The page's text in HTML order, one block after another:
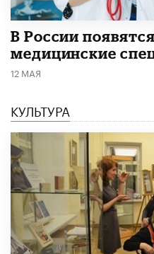
В России
медицинские
12 МАЯ
КУЛЬТУРА